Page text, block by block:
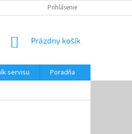
PONÚKANÉ SLUŽBYPrihlásenie
NÁKUPNÝ
Prázdny košík
servisu
Poradňa